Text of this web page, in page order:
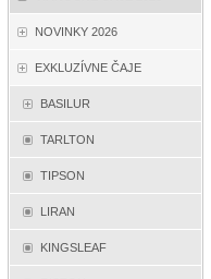
NOVINKY 2026
EXKLUZÍVNE ČAJE
BASILUR
TARLTON
TIPSON
LIRAN
KINGSLEAF